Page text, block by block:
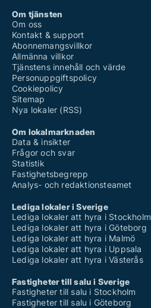
Om tjänsten
Om oss
Kontakt & support
Abonnemangsvillkor
Allmänna villkor
Tjänstens innehåll och värde
Personuppgiftspolicy
Cookiepolicy
Sitemap
Nya lokaler (RSS)
Om lokalmarknaden
Data & insikter
Frågor och svar
Statistik
Fastighetsbegrepp
Analys- och redaktionsteamet
Lediga lokaler i Sverige
Lediga lokaler att hyra i Stockholm
Lediga lokaler att hyra i Göteborg
Lediga lokaler att hyra i Malmö
Lediga lokaler att hyra i Uppsala
Lediga lokaler att hyra i Västerås
Fastigheter till salu i Sverige
Fastigheter till salu i Stockholm
Fastigheter till salu i Göteborg